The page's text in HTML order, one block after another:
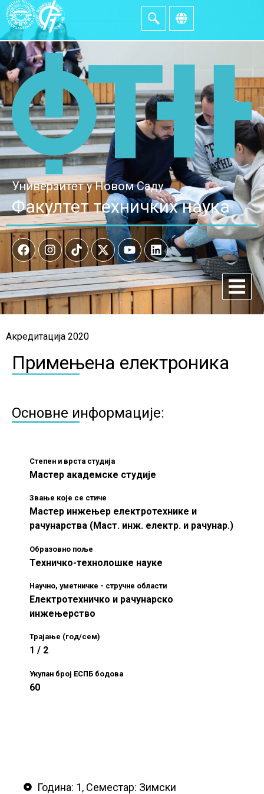
Универзитет у Новом Саду
Факултет техничких наука
Акредитација 2020
Примењена електроника
Основне информације:
Степен и врста студија
Мастер академске студије
Звање које се стиче
Мастер инжењер електротехнике и
рачунарства (Маст. инж. електр. и рачунар.)
Образовно поље
Техничко-технолошке науке
Научно, уметничке - стручне области
Електротехничко и рачунарско
инжењерство
Трајање (год/сем)
1 / 2
Укупан број ЕСПБ бодова
60
Година: 1, Семестар: Зимски